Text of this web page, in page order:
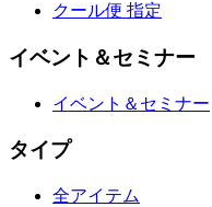
クール便 指定
イベント＆セミナー
イベント＆セミナー
タイプ
全アイテム